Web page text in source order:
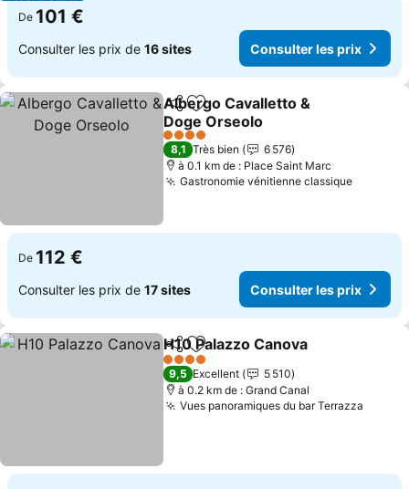
De 101 €
Consulter les prix de 16 sites Consulter les prix
PartagerAjouter à mes favoris
Albergo Cavalletto &
Doge Orseolo
Consulter les prix
4 Étoiles
8,1 Très bien
6 576
à 0.1 km de : Place Saint Marc
Gastronomie vénitienne classique
De 112 €
Consulter les prix de 17 sites Consulter les prix
PartagerAjouter à mes favoris
H10 Palazzo Canova
4 Étoiles
9,5 Excellent
5 510
à 0.2 km de : Grand Canal
Vues panoramiques du bar Terrazza